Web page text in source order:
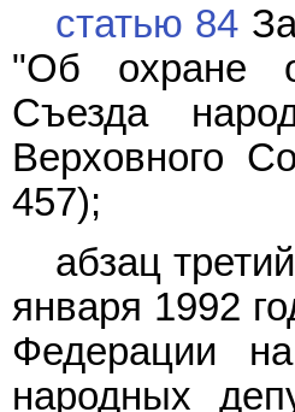
статью 84
"Об охране
Съезда
Верховного
457);
абзац третий
января 1992
Федерации
народных